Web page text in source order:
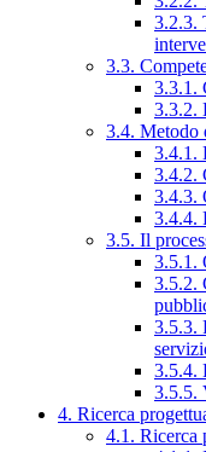
3.2.3.
3.3.
3.3.1.
3.3.2.
3.4. Metodo
3.4.1.
3.4.2.
3.4.3.
3.4.4.
3.5. Il
3.5.1.
3.5.2.
3.5.3.
3.5.4.
3.5.5.
4. Ricerca
4.1. Ricerca